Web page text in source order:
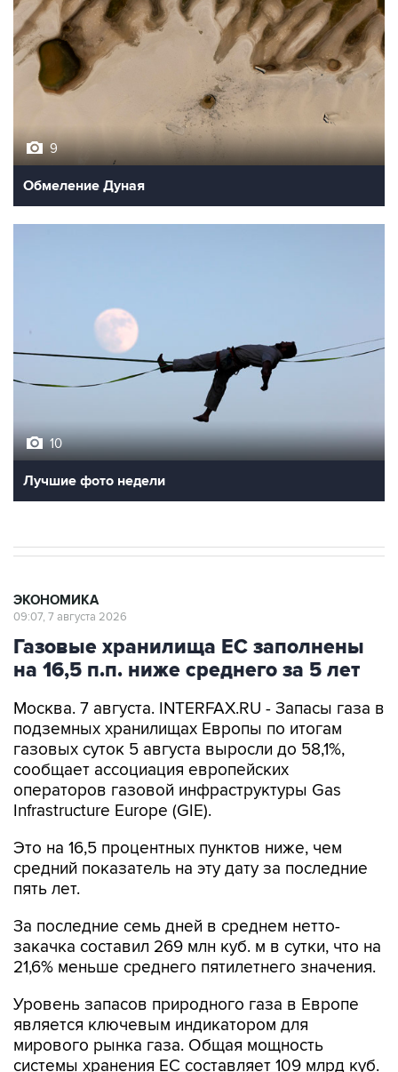
9
Обмеление Дуная
10
Лучшие фото недели
ЭКОНОМИКА
09:07, 7 августа 2026
Газовые хранилища ЕС заполнены
на 16,5 п.п. ниже среднего за 5 лет
Москва. 7 августа. INTERFAX.RU - Запасы газа в
подземных хранилищах Европы по итогам
газовых суток 5 августа выросли до 58,1%,
сообщает ассоциация европейских
операторов газовой инфраструктуры Gas
Infrastructure Europe (GIE).
Это на 16,5 процентных пунктов ниже, чем
средний показатель на эту дату за последние
пять лет.
За последние семь дней в среднем нетто-
закачка составил 269 млн куб. м в сутки, что на
21,6% меньше среднего пятилетнего значения.
Уровень запасов природного газа в Европе
является ключевым индикатором для
мирового рынка газа. Общая мощность
системы хранения ЕС составляет 109 млрд куб.